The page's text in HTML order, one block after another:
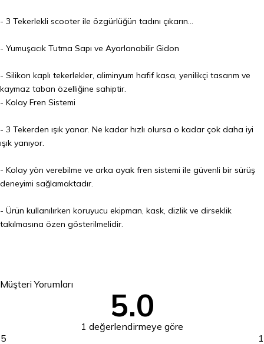
- 3 Tekerlekli scooter ile özgürlüğün tadını çıkarın...
- Yumuşacık Tutma Sapı ve Ayarlanabilir Gidon
- Silikon kaplı tekerlekler, aliminyum hafif kasa, yenilikçi tasarım ve
kaymaz taban özelliğine sahiptir.
- Kolay Fren Sistemi
- 3 Tekerden ışık yanar. Ne kadar hızlı olursa o kadar çok daha iyi
ışık yanıyor.
- Kolay yön verebilme ve arka ayak fren sistemi ile güvenli bir sürüş
deneyimi sağlamaktadır.
- Ürün kullanılırken koruyucu ekipman, kask, dizlik ve dirseklik
takılmasına özen gösterilmelidir.
Müşteri Yorumları
5.0
1 değerlendirmeye göre
5
1